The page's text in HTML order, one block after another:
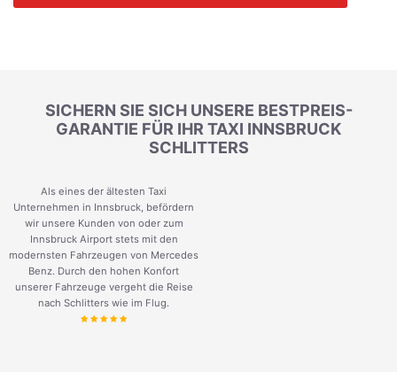
SICHERN SIE SICH UNSERE BESTPREIS-
GARANTIE FÜR IHR TAXI INNSBRUCK
SCHLITTERS
Als eines der ältesten Taxi
Unternehmen in Innsbruck, befördern
wir unsere Kunden von oder zum
Innsbruck Airport stets mit den
modernsten Fahrzeugen von Mercedes
Benz. Durch den hohen Konfort
unserer Fahrzeuge vergeht die Reise
nach Schlitters wie im Flug.